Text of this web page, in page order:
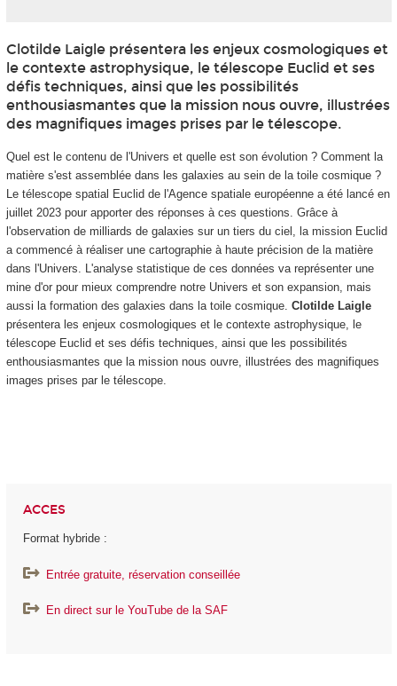
Clotilde Laigle présentera les enjeux cosmologiques et
le contexte astrophysique, le télescope Euclid et ses
défis techniques, ainsi que les possibilités
enthousiasmantes que la mission nous ouvre, illustrées
des magnifiques images prises par le télescope.
Quel est le contenu de l'Univers et quelle est son évolution ? Comment la
matière s'est assemblée dans les galaxies au sein de la toile cosmique ?
Le télescope spatial Euclid de l'Agence spatiale européenne a été lancé en
juillet 2023 pour apporter des réponses à ces questions. Grâce à
l'observation de milliards de galaxies sur un tiers du ciel, la mission Euclid
a commencé à réaliser une cartographie à haute précision de la matière
dans l'Univers. L'analyse statistique de ces données va représenter une
mine d'or pour mieux comprendre notre Univers et son expansion, mais
aussi la formation des galaxies dans la toile cosmique. Clotilde Laigle
présentera les enjeux cosmologiques et le contexte astrophysique, le
télescope Euclid et ses défis techniques, ainsi que les possibilités
enthousiasmantes que la mission nous ouvre, illustrées des magnifiques
images prises par le télescope.
ACCES
Format hybride :
Entrée gratuite, réservation conseillée
En direct sur le YouTube de la SAF